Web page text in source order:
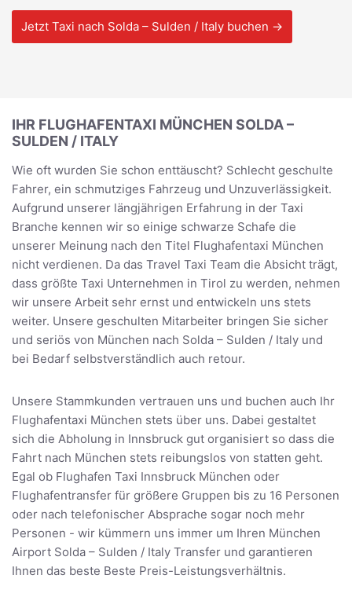
Jetzt Taxi nach Solda – Sulden / Italy buchen →
IHR FLUGHAFENTAXI MÜNCHEN SOLDA –
SULDEN / ITALY
Wie oft wurden Sie schon enttäuscht? Schlecht geschulte
Fahrer, ein schmutziges Fahrzeug und Unzuverlässigkeit.
Aufgrund unserer längjährigen Erfahrung in der Taxi
Branche kennen wir so einige schwarze Schafe die
unserer Meinung nach den Titel Flughafentaxi München
nicht verdienen. Da das Travel Taxi Team die Absicht trägt,
dass größte Taxi Unternehmen in Tirol zu werden, nehmen
wir unsere Arbeit sehr ernst und entwickeln uns stets
weiter. Unsere geschulten Mitarbeiter bringen Sie sicher
und seriös von München nach Solda – Sulden / Italy und
bei Bedarf selbstverständlich auch retour.
Unsere Stammkunden vertrauen uns und buchen auch Ihr
Flughafentaxi München stets über uns. Dabei gestaltet
sich die Abholung in Innsbruck gut organisiert so dass die
Fahrt nach München stets reibungslos von statten geht.
Egal ob Flughafen Taxi Innsbruck München oder
Flughafentransfer für größere Gruppen bis zu 16 Personen
oder nach telefonischer Absprache sogar noch mehr
Personen - wir kümmern uns immer um Ihren München
Airport Solda – Sulden / Italy Transfer und garantieren
Ihnen das beste Beste Preis-Leistungsverhältnis.